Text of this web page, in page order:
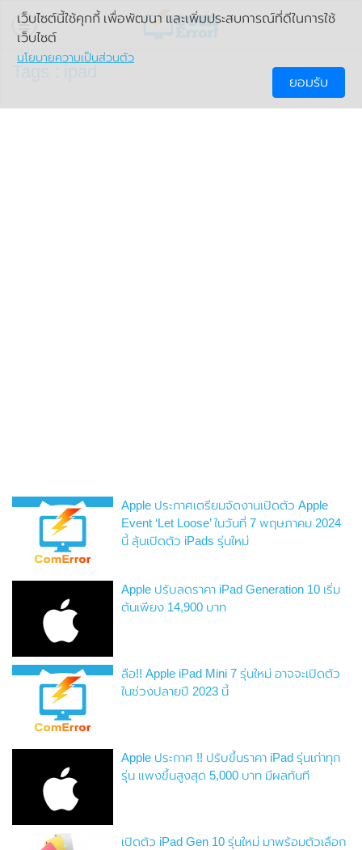
Apple ประกาศเตรียมจัดงานเปิดตัว Apple
Event ‘Let Loose’ ในวันที่ 7 พฤษภาคม 2024
นี้ ลุ้นเปิดตัว iPads รุ่นใหม่
Apple ปรับลดราคา iPad Generation 10 เริ่ม
ต้นเพียง 14,900 บาท
ลือ!! Apple iPad Mini 7 รุ่นใหม่ อาจจะเปิดตัว
ในช่วงปลายปี 2023 นี้
Apple ประกาศ !! ปรับขึ้นราคา iPad รุ่นเก่าทุก
รุ่น แพงขึ้นสูงสุด 5,000 บาท มีผลทันที
เปิดตัว iPad Gen 10 รุ่นใหม่ มาพร้อมตัวเลือก
เว็บไซต์นี้ใช้คุกกี้ เพื่อพัฒนา และเพิ่มประสบการณ์ที่ดีในการใช้
เว็บไซต์
นโยบายความเป็นส่วนตัว
ยอมรับ